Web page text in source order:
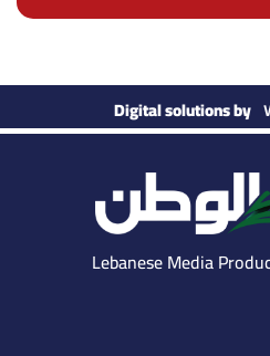
Digital solutions by